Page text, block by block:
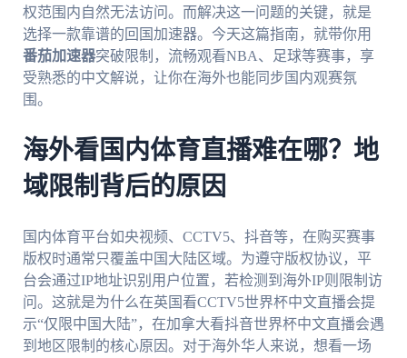
权范围内自然无法访问。而解决这一问题的关键，就是
选择一款靠谱的回国加速器。今天这篇指南，就带你用
番茄加速器突破限制，流畅观看NBA、足球等赛事，享
受熟悉的中文解说，让你在海外也能同步国内观赛氛
围。
海外看国内体育直播难在哪？地
域限制背后的原因
国内体育平台如央视频、CCTV5、抖音等，在购买赛事
版权时通常只覆盖中国大陆区域。为遵守版权协议，平
台会通过IP地址识别用户位置，若检测到海外IP则限制访
问。这就是为什么在英国看CCTV5世界杯中文直播会提
示“仅限中国大陆”，在加拿大看抖音世界杯中文直播会遇
到地区限制的核心原因。对于海外华人来说，想看一场